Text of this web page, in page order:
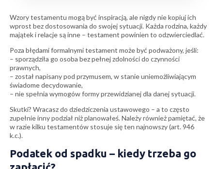
Wzory testamentu mogą być inspiracją, ale nigdy nie kopiuj ich
wprost bez dostosowania do swojej sytuacji. Każda rodzina, każdy
majątek i relacje są inne – testament powinien to odzwierciedlać.
Poza błędami formalnymi testament może być podważony, jeśli:
– sporządziła go osoba bez pełnej zdolności do czynności
prawnych,
– został napisany pod przymusem, w stanie uniemożliwiającym
świadome decydowanie,
– nie spełnia wymogów formy przewidzianej dla danej sytuacji.
Skutki? Wracasz do dziedziczenia ustawowego – a to często
zupełnie inny podział niż planowałeś. Należy również pamiętać, że
w razie kilku testamentów stosuje się ten najnowszy (art. 946
k.c.).
Podatek od spadku – kiedy trzeba go